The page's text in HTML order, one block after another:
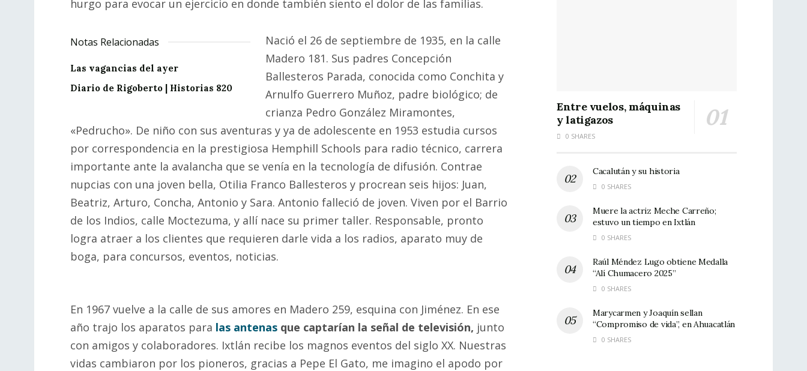
hurgo para evocar un ejercicio en donde también siento el dolor de las familias.
Notas Relacionadas
Las vagancias del ayer
Diario de Rigoberto | Historias 820
Nació el 26 de septiembre de 1935, en la calle
Madero 181. Sus padres Concepción
Ballesteros Parada, conocida como Conchita y
Arnulfo Guerrero Muñoz, padre biológico; de
crianza Pedro González Miramontes,
«Pedrucho». De niño con sus aventuras y ya de adolescente en 1953 estudia cursos
por correspondencia en la prestigiosa Hemphill Schools para radio técnico, carrera
importante ante la avalancha que se venía en la tecnología de difusión. Contrae
nupcias con una joven bella, Otilia Franco Ballesteros y procrean seis hijos: Juan,
Beatriz, Arturo, Concha, Antonio y Sara. Antonio falleció de joven. Viven por el Barrio
de los Indios, calle Moctezuma, y allí nace su primer taller. Responsable, pronto
logra atraer a los clientes que requieren darle vida a los radios, aparato muy de
boga, para concursos, eventos, noticias.
En 1967 vuelve a la calle de sus amores en Madero 259, esquina con Jiménez. En ese
año trajo los aparatos para las antenas que captarían la señal de televisión, junto
con amigos y colaboradores. Ixtlán recibe los magnos eventos del siglo XX. Nuestras
vidas cambiaron por los pioneros, gracias a Pepe El Gato, me imagino el apodo por
Entre vuelos, máquinas
y latigazos
0 SHARES
Cacalután y su historia
0 SHARES
Muere la actriz Meche Carreño;
estuvo un tiempo en Ixtlán
0 SHARES
Raúl Méndez Lugo obtiene Medalla
“Alí Chumacero 2025”
0 SHARES
Marycarmen y Joaquín sellan
“Compromiso de vida”, en Ahuacatlán
0 SHARES